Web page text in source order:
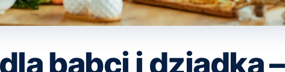
babci i dziadka –